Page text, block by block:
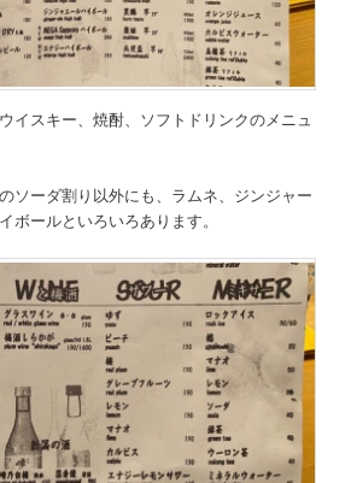
イスキー、焼酎、ソフトドリンクのメニュ
ソーダ割り以外にも、ラムネ、ジンジャー
ボールといろいろあります。